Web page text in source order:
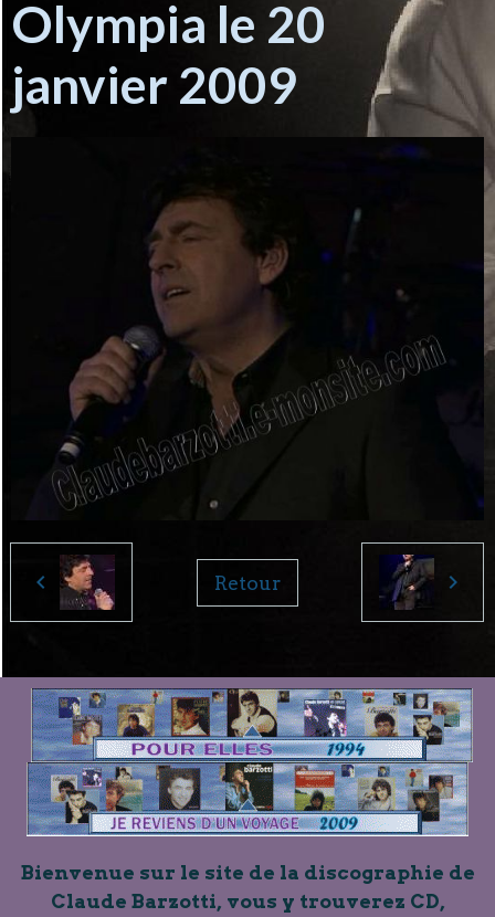
Olympia le 20
janvier 2009
Retour
Bienvenue sur le site de la discographie de
Claude Barzotti, vous y trouverez CD,